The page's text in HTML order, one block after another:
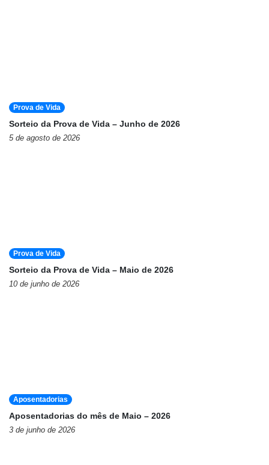
Prova de Vida
Sorteio da Prova de Vida – Junho de 2026
5 de agosto de 2026
Prova de Vida
Sorteio da Prova de Vida – Maio de 2026
10 de junho de 2026
Aposentadorias
Aposentadorias do mês de Maio – 2026
3 de junho de 2026